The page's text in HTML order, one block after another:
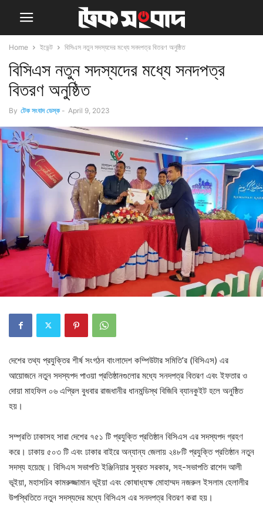
Home ইভেন্ট বিসিএস নতুন সদস্যদের মধ্যে সনদপত্র বিতরণ অনুষ্ঠিত
বিসিএস নতুন সদস্যদের মধ্যে সনদপত্র
বিতরণ অনুষ্ঠিত
By টেক সংবাদ ডেস্ক - April 9, 2023
দেশের তথ্য প্রযুক্তির শীর্ষ সংগঠন বাংলাদেশ কম্পিউটার সমিতি’র (বিসিএস) এর
আয়োজনে নতুন সদস্যপদ পাওয়া প্রতিষ্ঠানগুলোর মধ্যে সনদপত্র বিতরণ এবং ইফতার ও
দোয়া মাহফিল ০৬ এপ্রিল বুধবার রাজধানীর ধানমন্ডিস্থ বিজিবি ব্যানকুইট হলে অনুষ্ঠিত
হয়।
সম্প্রতি ঢাকাসহ সারা দেশের ৭৫১ টি প্রযুক্তি প্রতিষ্ঠান বিসিএস এর সদস্যপদ গ্রহণ
করে। ঢাকায় ৫০৩ টি এবং ঢাকার বাইরে অন্যান্য জেলায় ২৪৮টি প্রযুক্তি প্রতিষ্ঠান নতুন
সদস্য হয়েছে। বিসিএস সভাপতি ইঞ্জিনিয়ার সুব্রত সরকার, সহ-সভাপতি রাশেদ আলী
ভূইয়া, মহাসচিব কামরুজ্জামান ভূইয়া এবং কোষাধ্যক্ষ মোহাম্মদ নজরুল ইসলাম হেলালীর
উপস্থিতিতে নতুন সদস্যদের মধ্যে বিসিএস এর সনদপত্র বিতরণ করা হয়।